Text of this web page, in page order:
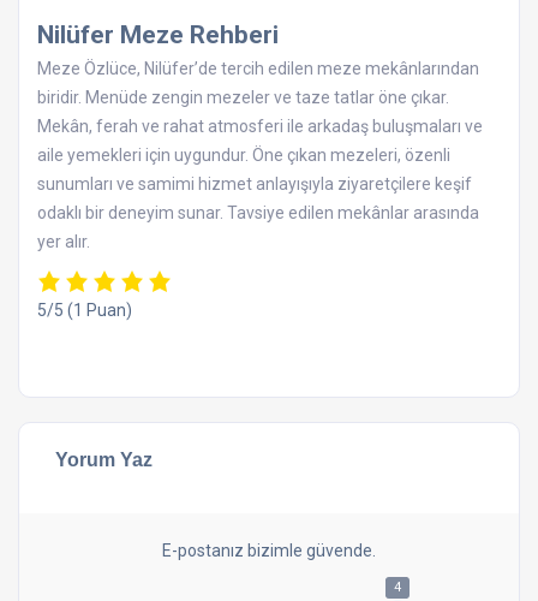
Nilüfer Meze Rehberi
Meze Özlüce, Nilüfer’de tercih edilen meze mekânlarından
biridir. Menüde zengin mezeler ve taze tatlar öne çıkar.
Mekân, ferah ve rahat atmosferi ile arkadaş buluşmaları ve
aile yemekleri için uygundur. Öne çıkan mezeleri, özenli
sunumları ve samimi hizmet anlayışıyla ziyaretçilere keşif
odaklı bir deneyim sunar. Tavsiye edilen mekânlar arasında
yer alır.
5/5 (1 Puan)
Yorum Yaz
E-postanız bizimle güvende.
4